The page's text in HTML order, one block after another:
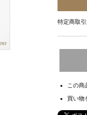
特定商取
この商
買い物